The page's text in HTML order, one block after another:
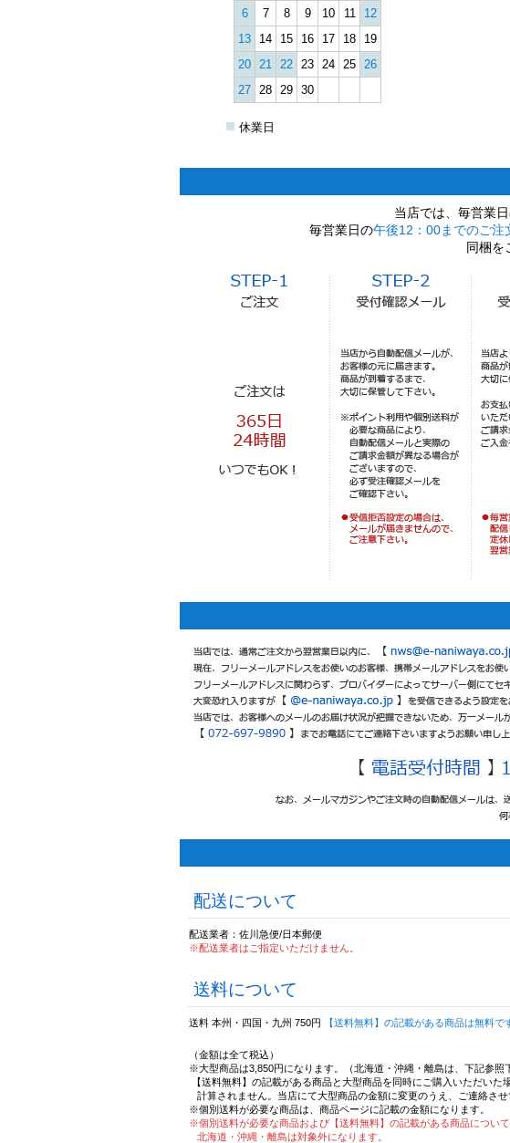
6
7 8 9 10 11
12
13
14 15 16 17 18
19
20 21 22 23 24 25 26
27 28 29 30
■ 休業日
当店では、毎営業
毎営業日の午後12：00までのご注
同梱を
配送について
配送業者：佐川急便/日本郵便
※配送業者はご指定いただけません。
送料について
送料 本州・四国・九州 750円 【送料無料】の記載がある商品は無料で
（金額は全て税込）
※大型商品は3,850円になります。（北海道・沖縄・離島は、下記参照
【送料無料】の記載がある商品と大型商品を同時にご購入いただいた
計算されません。当店にて大型商品の金額に変更のうえ、ご連絡させ
※個別送料が必要な商品は、商品ページに記載の金額になります。
※個別送料が必要な商品および【送料無料】の記載がある商品について
北海道・沖縄・離島は対象外になります。